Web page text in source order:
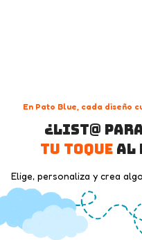
En Pato Blue, cada diseño
¿List@
tu toqueal
Elige, personaliza y crea